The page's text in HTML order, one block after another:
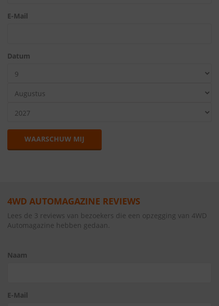
E-Mail
Datum
WAARSCHUW MIJ
4WD AUTOMAGAZINE REVIEWS
Lees de 3 reviews van bezoekers die een opzegging van 4WD
Automagazine hebben gedaan.
Naam
E-Mail